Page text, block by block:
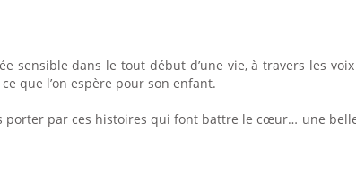
sensible dans le tout début d’une vie, à travers les
que l’on espère pour son enfant.
porter par ces histoires qui font battre le cœur… une